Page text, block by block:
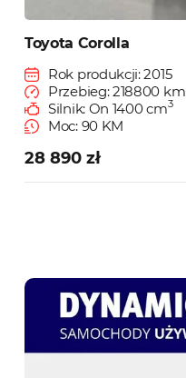
Toyota Corolla
Rok produkcji: 2015
Przebieg: 218800 km
Silnik: On 1400 cm3
Moc: 90 KM
28 890 zł